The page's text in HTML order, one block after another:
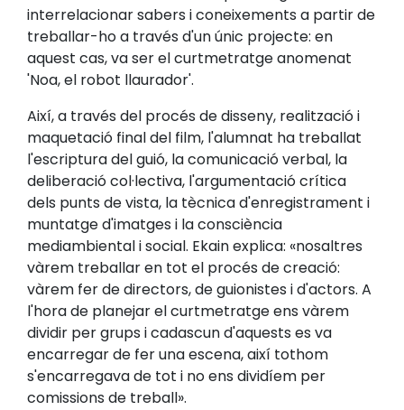
interrelacionar sabers i coneixements a partir de
treballar-ho a través d'un únic projecte: en
aquest cas, va ser el curtmetratge anomenat
'Noa, el robot llaurador'.
Així, a través del procés de disseny, realització i
maquetació final del film, l'alumnat ha treballat
l'escriptura del guió, la comunicació verbal, la
deliberació col·lectiva, l'argumentació crítica
dels punts de vista, la tècnica d'enregistrament i
muntatge d'imatges i la consciència
mediambiental i social. Ekain explica: «nosaltres
vàrem treballar en tot el procés de creació:
vàrem fer de directors, de guionistes i d'actors. A
l'hora de planejar el curtmetratge ens vàrem
dividir per grups i cadascun d'aquests es va
encarregar de fer una escena, així tothom
s'encarregava de tot i no ens dividíem per
comissions de treball».